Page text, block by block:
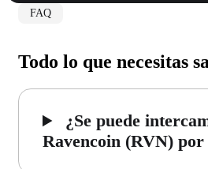
FAQ
Todo lo que necesitas
¿Se puede
Ravencoin (RVN) por